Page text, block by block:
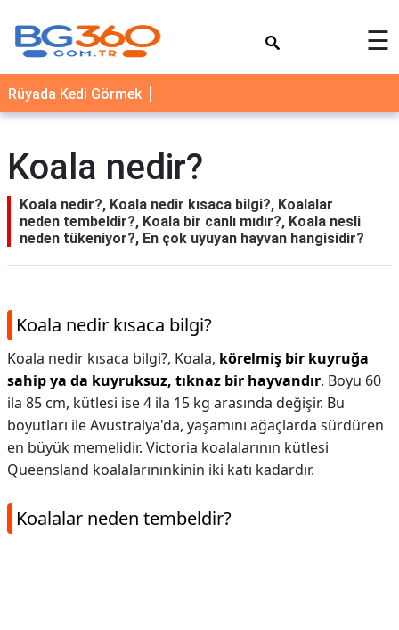
YEMEK
TARİFLERİ
NEDİR
FAYDALARI
SAĞLIK
İLETİŞİM
☰
Rüyada Kedi Görmek
Koala nedir?
Koala nedir?, Koala nedir kısaca bilgi?, Koalalar
neden tembeldir?, Koala bir canlı mıdır?, Koala nesli
neden tükeniyor?, En çok uyuyan hayvan hangisidir?
Koala nedir kısaca bilgi?
Koala nedir kısaca bilgi?, Koala, körelmiş bir kuyruğa
sahip ya da kuyruksuz, tıknaz bir hayvandır. Boyu 60
ila 85 cm, kütlesi ise 4 ila 15 kg arasında değişir. Bu
boyutları ile Avustralya'da, yaşamını ağaçlarda sürdüren
en büyük memelidir. Victoria koalalarının kütlesi
Queensland koalalarınınkinin iki katı kadardır.
Koalalar neden tembeldir?